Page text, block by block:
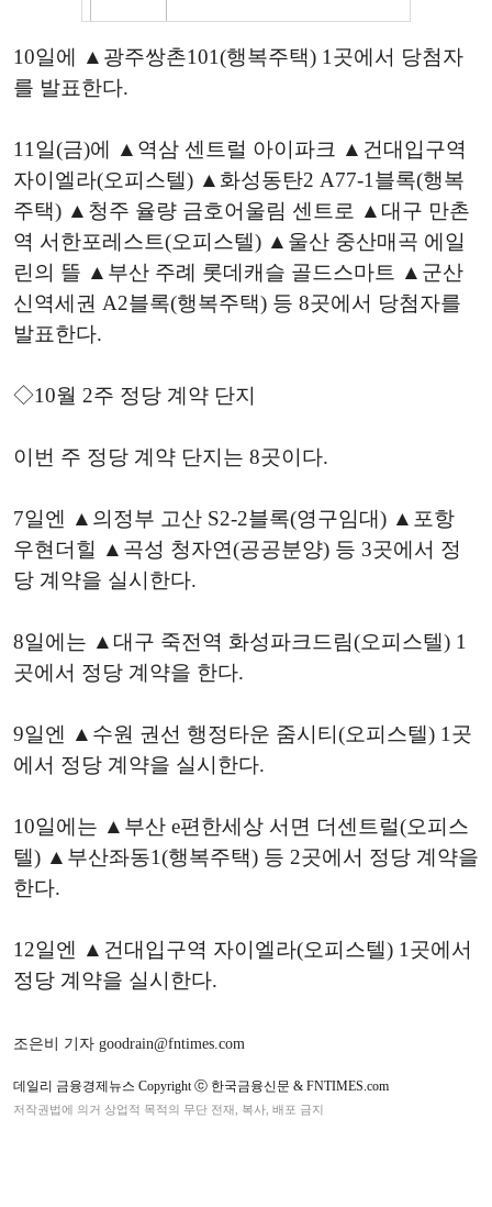
10일에 ▲광주쌍촌101(행복주택) 1곳에서 당첨자
를 발표한다.
11일(금)에 ▲역삼 센트럴 아이파크 ▲건대입구역
자이엘라(오피스텔) ▲화성동탄2 A77-1블록(행복
주택) ▲청주 율량 금호어울림 센트로 ▲대구 만촌
역 서한포레스트(오피스텔) ▲울산 중산매곡 에일
린의 뜰 ▲부산 주례 롯데캐슬 골드스마트 ▲군산
신역세권 A2블록(행복주택) 등 8곳에서 당첨자를
발표한다.
◇10월 2주 정당 계약 단지
이번 주 정당 계약 단지는 8곳이다.
7일엔 ▲의정부 고산 S2-2블록(영구임대) ▲포항
우현더힐 ▲곡성 청자연(공공분양) 등 3곳에서 정
당 계약을 실시한다.
8일에는 ▲대구 죽전역 화성파크드림(오피스텔) 1
곳에서 정당 계약을 한다.
9일엔 ▲수원 권선 행정타운 줌시티(오피스텔) 1곳
에서 정당 계약을 실시한다.
10일에는 ▲부산 e편한세상 서면 더센트럴(오피스
텔) ▲부산좌동1(행복주택) 등 2곳에서 정당 계약을
한다.
12일엔 ▲건대입구역 자이엘라(오피스텔) 1곳에서
정당 계약을 실시한다.
조은비 기자 goodrain@fntimes.com
데일리 금융경제뉴스 Copyright ⓒ 한국금융신문 & FNTIMES.com
저작권법에 의거 상업적 목적의 무단 전재, 복사, 배포 금지